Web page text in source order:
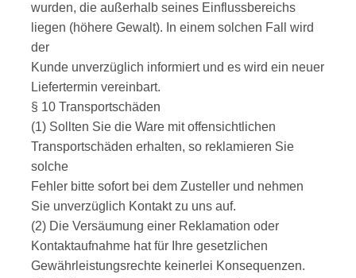
wurden, die außerhalb seines Einflussbereichs
liegen (höhere Gewalt). In einem solchen Fall wird
der
Kunde unverzüglich informiert und es wird ein neuer
Liefertermin vereinbart.
§ 10 Transportschäden
(1) Sollten Sie die Ware mit offensichtlichen
Transportschäden erhalten, so reklamieren Sie
solche
Fehler bitte sofort bei dem Zusteller und nehmen
Sie unverzüglich Kontakt zu uns auf.
(2) Die Versäumung einer Reklamation oder
Kontaktaufnahme hat für Ihre gesetzlichen
Gewährleistungsrechte keinerlei Konsequenzen.